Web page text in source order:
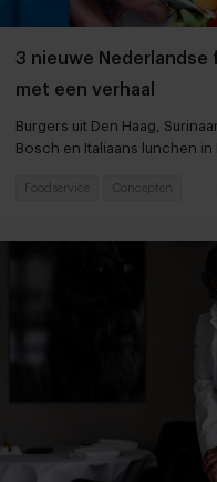
3 nieuwe
met een verhaal
Burgers uit Den Haag,
Bosch en Italiaans lunchen in
Foodservice Concepten